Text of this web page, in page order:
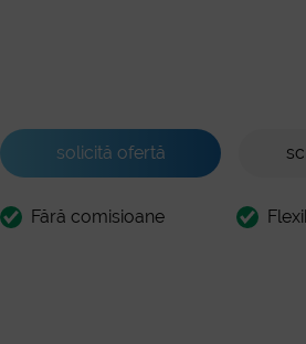
solicită ofertă
Fără comisioane